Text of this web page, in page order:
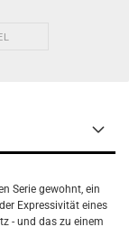
Serie gewohnt, ein
Expressivität eines
- und das zu einem